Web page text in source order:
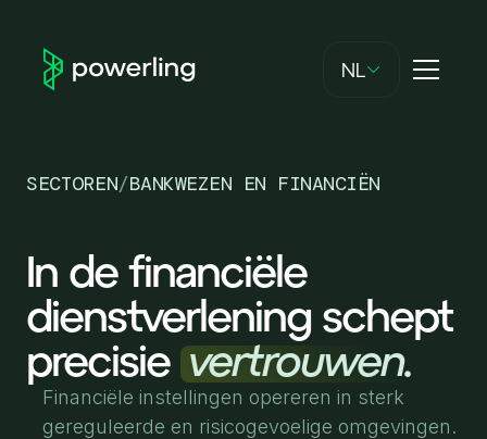
NL
SECTOREN/BANKWEZEN EN FINANCIËN
In de financiële
dienstverlening schept
precisie vertrouwen.
Financiële instellingen opereren in sterk
gereguleerde en risicogevoelige omgevingen.